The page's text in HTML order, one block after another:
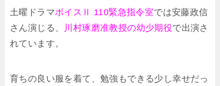
土曜ドラマボイスⅡ 110緊急指令室では安藤政信
さん演じる、
川村琢磨准教授の幼少期役で出演さ
れています。
育ちの良い服を着て、勉強もできる少し幸せだっ